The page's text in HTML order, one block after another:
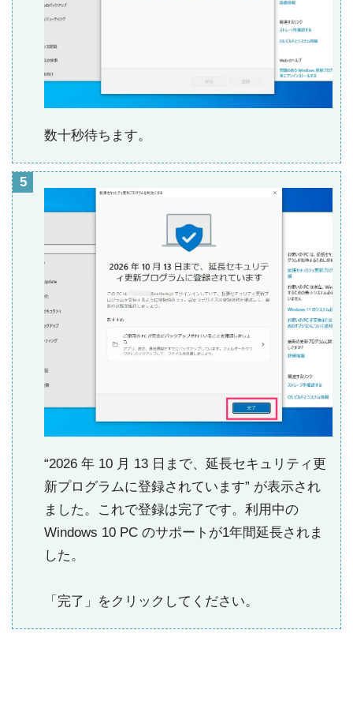
数十秒待ちます。
“2026 年 10 月 13 日まで、延長セキュリティ更
新プログラムに登録されています” が表示され
ました。これで登録は完了です。利用中の
Windows 10 PC のサポートが1年間延長されま
した。
「完了」をクリックしてください。